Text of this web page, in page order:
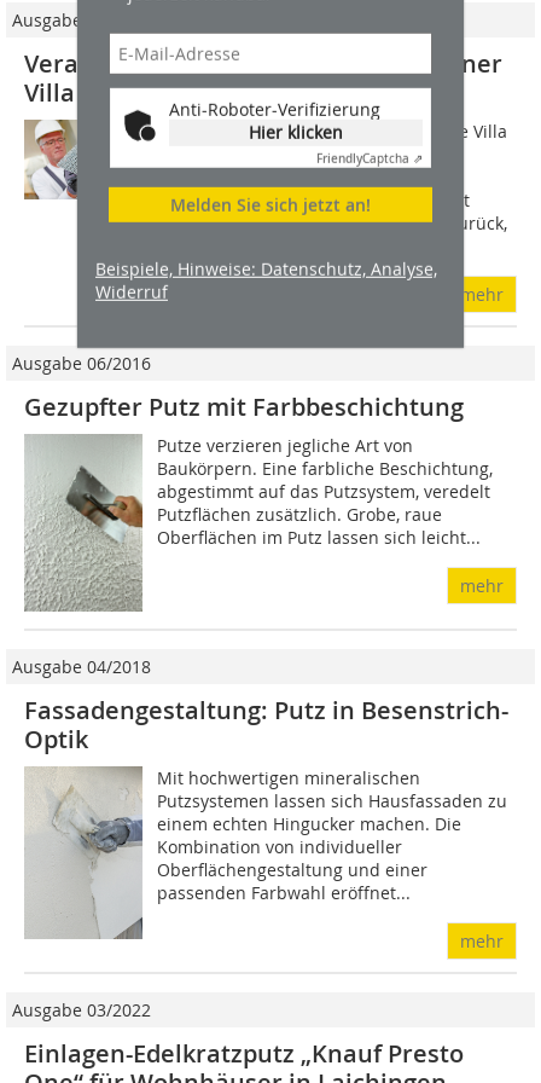
Anti-Roboter-Verifizierung
Hier klicken
FriendlyCaptcha ⇗
Melden Sie sich jetzt an!
Beispiele, Hinweise: Datenschutz, Analyse,
Widerruf
Ausgabe 09/2018
Verarbeitung von Edelkratzputz an einer
Villa in Bottrop
Eine am Ortsrand von Bottrop erbaute Villa
bietet für zwei Parteien auf zwei
Wohnfläche. Das zweite Stockwerk tritt
gegenüber dem Erdgeschoss etwas zurück,
mehr
Ausgabe 06/2016
Gezupfter Putz mit Farbbeschichtung
Putze verzieren jegliche Art von
Baukörpern. Eine farbliche Beschichtung,
abgestimmt auf das Putzsystem, veredelt
Putzflächen zusätzlich. Grobe, raue
Oberflächen im Putz lassen sich leicht...
mehr
Ausgabe 04/2018
Fassadengestaltung: Putz in Besenstrich-
Optik
Mit hochwertigen mineralischen
Putzsystemen lassen sich Hausfassaden zu
einem echten Hingucker machen. Die
Kombination von individueller
Oberflächengestaltung und einer
passenden Farbwahl eröffnet...
mehr
Ausgabe 03/2022
Einlagen-Edelkratzputz „Knauf Presto